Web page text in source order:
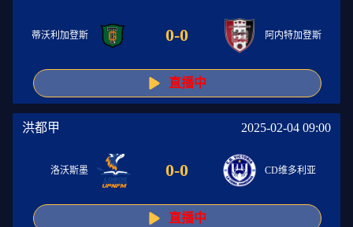
蒂沃利加登斯 0-0 阿内特加登斯
直播中
洪都甲 2025-02-04 09:00
洛沃斯墨 0-0 CD维多利亚
直播中